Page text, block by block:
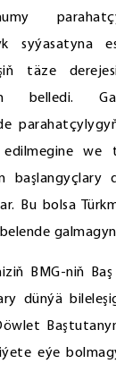
syýasatyna
täze
belledi.
edilmegine we
başlangyçlary
Bu bolsa
BMG-niň Baş
dünýä
eýe